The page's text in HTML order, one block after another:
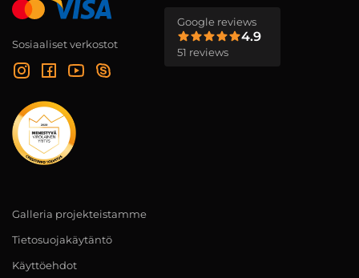
Sosiaaliset verkostot
Google reviews
4.9
51 reviews
Galleria projekteistamme
Tietosuojakäytäntö
Käyttöehdot